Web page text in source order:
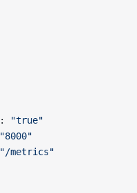
:
"true"
"8000"
"/metrics"